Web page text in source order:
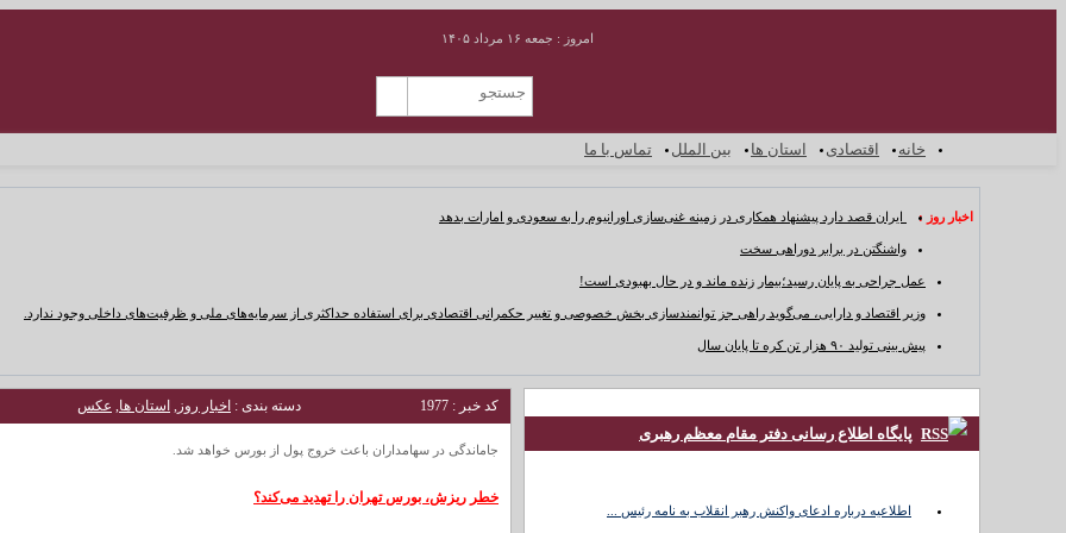
امروز : جمعه ۱۶ مرداد ۱۴۰۵
خانه اقتصادی استان ها بین الملل تماس با ما
اخبار روز : ایران قصد دارد پیشنهاد همکاری در زمینه غنی‌سازی اورانیوم را به سعودی و امارات بدهد
واشنگتن در برابر دوراهی سخت
عمل جراحی به پایان رسید؛بیمار زنده ماند و در حال بهبودی است!
وزیر اقتصاد و دارایی، می‌گوید راهی جز توانمندسازی بخش خصوصی و تغییر حکمرانی اقتصادی برای استفاده حداکثری از سرمایه‌های ملی و ظرفیت‌های داخلی وجود ندارد.
پیش بینی تولید ۹۰ هزار تن کره تا پایان سال
کد خبر : 1977 دسته بندی : اخبار روز , استان ها, عکس
جاماندگی در سهامداران باعث خروج پول از بورس خواهد شد.
خطر ریزش، بورس تهران را تهدید می‌کند؟
پایگاه اطلاع رسانی دفتر مقام معظم رهبری
اطلاعیه درباره ادعای واکنش رهبر انقلاب به نامه رئیس ...